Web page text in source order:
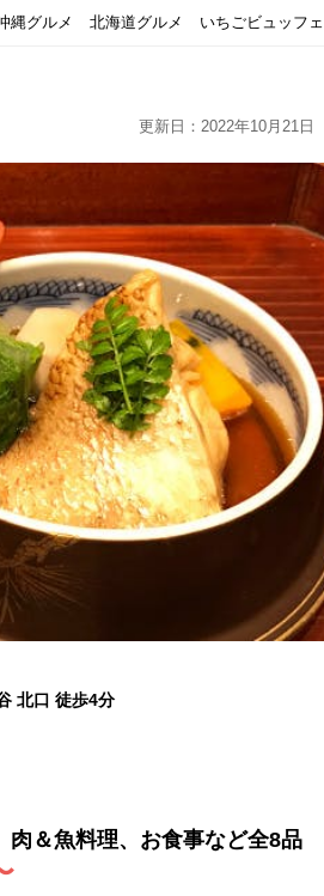
縄グルメ 北海道グルメ いちごビュッフェ
更新日：2022年10月21日
北口 徒歩4分
肉 ＆魚料理、お食事など全8品